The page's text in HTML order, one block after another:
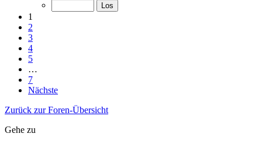
1
2
3
4
5
…
7
Nächste
Zurück zur Foren-Übersicht
Gehe zu